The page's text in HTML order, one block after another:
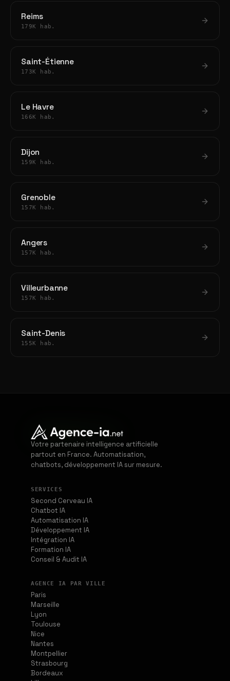
Reims
179K hab.
Saint-Étienne
173K hab.
Le Havre
166K hab.
Dijon
159K hab.
Grenoble
157K hab.
Angers
157K hab.
Villeurbanne
157K hab.
Saint-Denis
155K hab.
Votre partenaire intelligence artificielle
partout en France. Automatisation,
chatbots, développement IA sur mesure.
SERVICES
Second Cerveau IA
Chatbot IA
Automatisation IA
Développement IA
Intégration IA
Formation IA
Conseil & Audit IA
AGENCE IA PAR VILLE
Paris
Marseille
Lyon
Toulouse
Nice
Nantes
Montpellier
Strasbourg
Bordeaux